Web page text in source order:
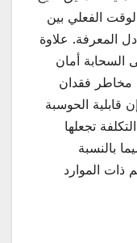
الفعلي بين
المعرفة. علاوة
السحابة أمان
مخاطر فقدان
قابلية الحوسبة
تجعلها
بالنسبة
ذات الموارد